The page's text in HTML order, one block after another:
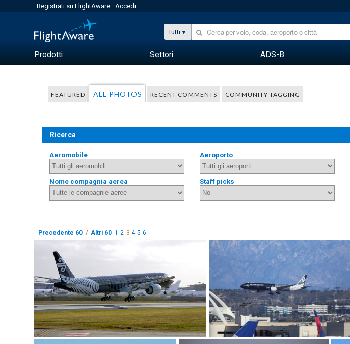
Registrati su FlightAware Accedi
Tutti
Prodotti Settori ADS-B
FEATURED ALL PHOTOS RECENT COMMENTS COMMUNITY TAGGING
Ricerca
Aeromobile Aeroporto
Nome compagnia aerea Staff picks
Precedente 60 / Altri 60 1 2 3 4 5 6